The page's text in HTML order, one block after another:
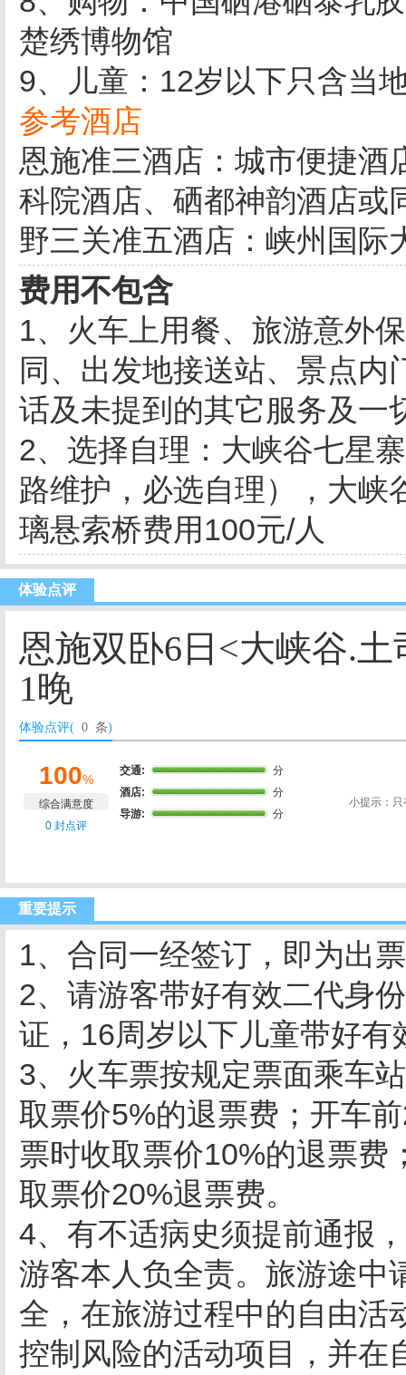
楚绣博物馆
9、儿童：12岁以下只含当
参考酒店
恩施准三酒店：城市便捷酒
科院酒店、硒都神韵酒店或
野三关准五酒店：峡州国际
费用不包含
1、火车上用餐、旅游意外
同、出发地接送站、景点
话及未提到的其它服务及一
2、选择自理：大峡谷七星
路维护，必选自理），大峡
璃悬索桥费用100元/人
体验点评
恩施双卧6日<大峡谷.
1晚
体验点评( 0 条)
100%
综合满意度
0 封点评
交通:
分
酒店:
分
导游:
分
小提示：
重要提示
1、合同一经签订，即为出
2、请游客带好有效二代身
证，16周岁以下儿童带好有
3、火车票按规定票面乘车
取票价5%的退票费；开车
票时收取票价10%的退票费
取票价20%退票费。
4、有不适病史须提前通报
游客本人负全责。旅游途中
全，在旅游过程中的自由活
控制风险的活动项目，并在